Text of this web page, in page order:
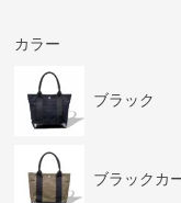
カラー
ブラック
ブラックカ